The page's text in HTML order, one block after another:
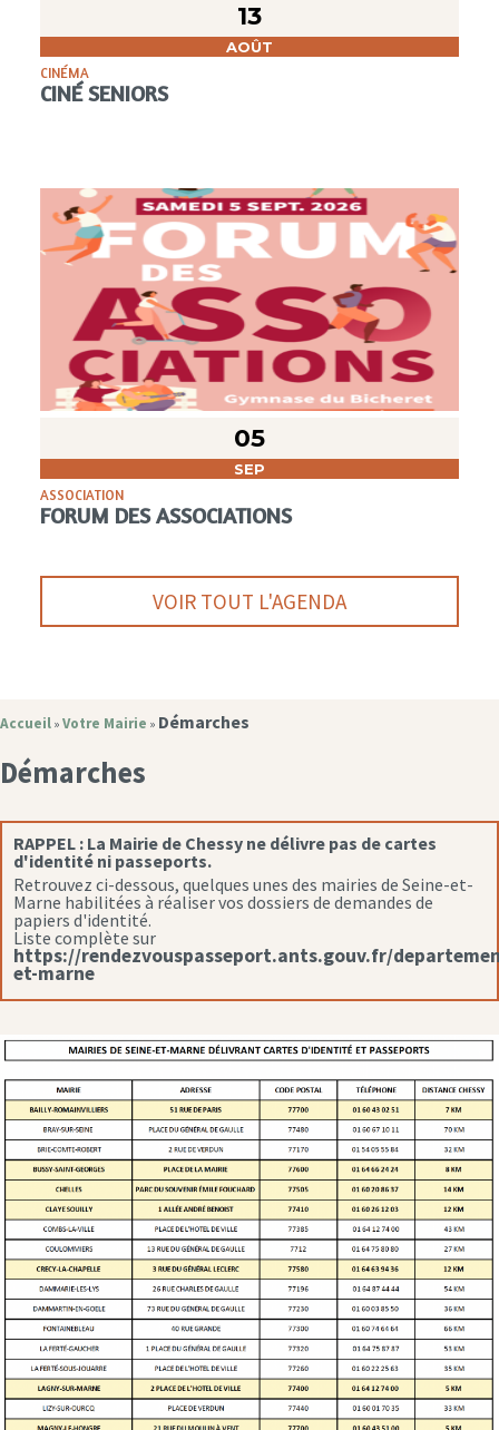
13
AOÛT
CINÉMA
CINÉ SENIORS
05
SEP
ASSOCIATION
FORUM DES ASSOCIATIONS
VOIR TOUT L'AGENDA
Accueil » Votre Mairie » Démarches
Démarches
RAPPEL : La Mairie de Chessy ne délivre pas de cartes
d'identité ni passeports.
Retrouvez ci-dessous, quelques unes des mairies de Seine-et-
Marne habilitées à réaliser vos dossiers de demandes de
papiers d'identité.
Liste complète sur
https://rendezvouspasseport.ants.gouv.fr/
et-marne